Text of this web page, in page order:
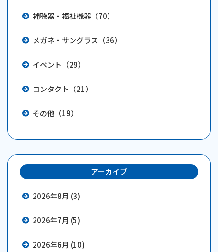
補聴器・福祉機器（70）
メガネ・サングラス（36）
イベント（29）
コンタクト（21）
その他（19）
アーカイブ
2026年8月 (3)
2026年7月 (5)
2026年6月 (10)